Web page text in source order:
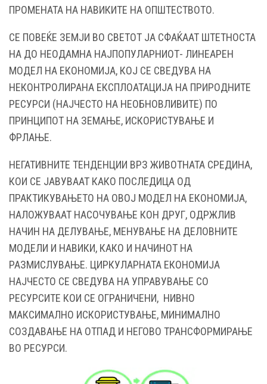
ПРОМЕНАТА НА НАВИКИТЕ НА ОПШТЕСТВОТО.
СЕ ПОВЕЌЕ ЗЕМЈИ ВО СВЕТОТ ЈА СФАЌААТ ШТЕТНОСТА
НА ДО НЕОДАМНА НАЈПОПУЛАРНИОТ- ЛИНЕАРЕН
МОДЕЛ НА ЕКОНОМИЈА, КОЈ СЕ СВЕДУВА НА
НЕКОНТРОЛИРАНА ЕКСПЛОАТАЦИЈА НА ПРИРОДНИТЕ
РЕСУРСИ (НАЈЧЕСТО НА НЕОБНОВЛИВИТЕ) ПО
ПРИНЦИПОТ НА ЗЕМАЊЕ, ИСКОРИСТУВАЊЕ И
ФРЛАЊЕ.
НЕГАТИВНИТЕ ТЕНДЕНЦИИ ВРЗ ЖИВОТНАТА СРЕДИНА,
КОИ СЕ ЈАВУВААТ КАКО ПОСЛЕДИЦА ОД
ПРАКТИКУВАЊЕТО НА ОВОЈ МОДЕЛ НА ЕКОНОМИЈА,
НАЛОЖУВААТ НАСОЧУВАЊЕ КОН ДРУГ, ОДРЖЛИВ
НАЧИН НА ДЕЛУВАЊЕ, МЕНУВАЊЕ НА ДЕЛОВНИТЕ
МОДЕЛИ И НАВИКИ, КАКО И НАЧИНОТ НА
РАЗМИСЛУВАЊЕ. ЦИРКУЛАРНАТА ЕКОНОМИЈА
НАЈЧЕСТО СЕ СВЕДУВА НА УПРАВУВАЊЕ СО
РЕСУРСИТЕ КОИ СЕ ОГРАНИЧЕНИ, НИВНО
МАКСИМАЛНО ИСКОРИСТУВАЊЕ, МИНИМАЛНО
СОЗДАВАЊЕ НА ОТПАД И НЕГОВО ТРАНСФОРМИРАЊЕ
ВО РЕСУРСИ.